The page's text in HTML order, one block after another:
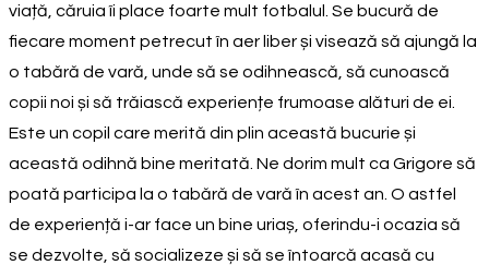
viață, căruia îi place foarte mult fotbalul. Se bucură de
fiecare moment petrecut în aer liber și visează să ajungă la
o tabără de vară, unde să se odihnească, să cunoască
copii noi și să trăiască experiențe frumoase alături de ei.
Este un copil care merită din plin această bucurie și
această odihnă bine meritată. Ne dorim mult ca Grigore să
poată participa la o tabără de vară în acest an. O astfel
de experiență i-ar face un bine uriaș, oferindu-i ocazia să
se dezvolte, să socializeze și să se întoarcă acasă cu